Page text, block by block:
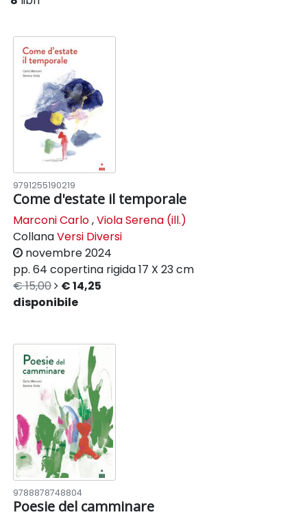
9791255190219
Come d'estate il temporale
Marconi Carlo,Viola Serena (ill.)
CollanaVersi Diversi
novembre 2024
pp. 64 copertina rigida17 X 23 cm
€ 15,00
€ 14,25
disponibile
9788878748804
Poesie del camminare